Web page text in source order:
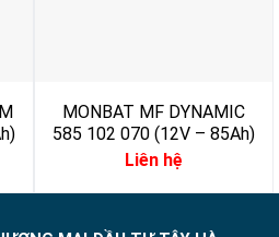
MONBAT MF DYNAMIC
585 102 070 (12V – 85Ah)
Liên hệ